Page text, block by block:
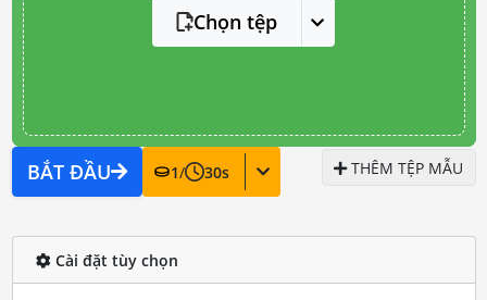
Chọn tệp
BẮT ĐẦU 1/ 30s THÊM TỆP MẪU
Cài đặt tùy chọn